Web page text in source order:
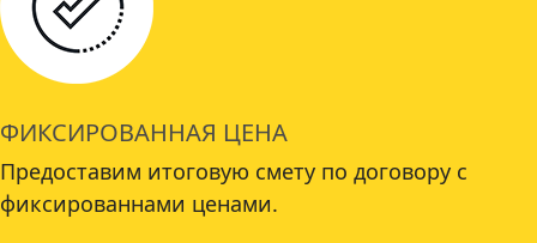
ФИКСИРОВАННАЯ ЦЕНА
Предоставим итоговую смету по договору с
фиксированнами ценами.